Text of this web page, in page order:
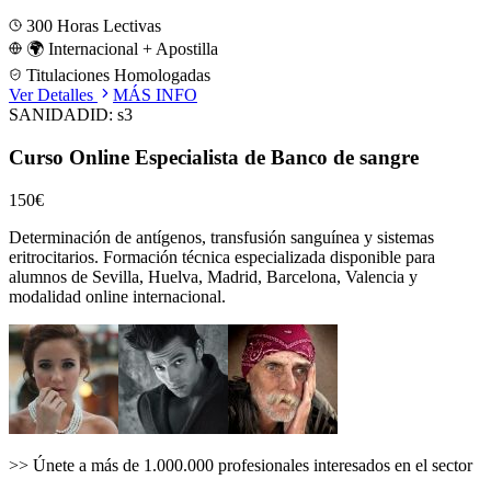
300 Horas Lectivas
🌍 Internacional + Apostilla
Titulaciones Homologadas
Ver Detalles
MÁS INFO
SANIDADID: s3
Curso Online Especialista de Banco de sangre
150€
Determinación de antígenos, transfusión sanguínea y sistemas
eritrocitarios. Formación técnica especializada disponible para
alumnos de Sevilla, Huelva, Madrid, Barcelona, Valencia y
modalidad online internacional.
>> Únete a más de 1.000.000 profesionales interesados en el sector